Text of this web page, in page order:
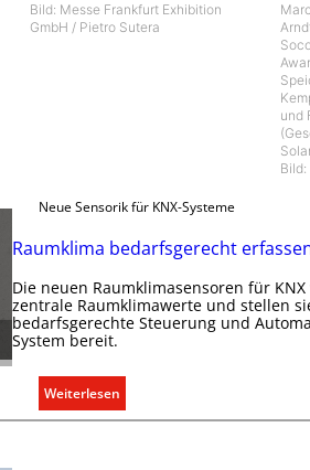
Bild: Messe Frankfurt Exhibition
GmbH / Pietro Sutera
und
Neue Sensorik für KNX-Systeme
Raumklima bedarfsgerecht
Die neuen Raumklimasensoren für
zentrale Raumklimawerte und stellen
bedarfsgerechte Steuerung und
System bereit.
Weiterlesen:
R